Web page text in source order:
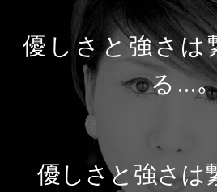
優しさと強さは
る…｡
優しさと強さは